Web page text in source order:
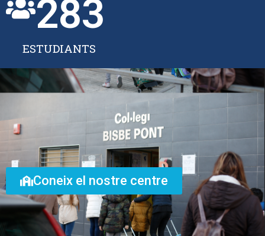
ESTUDIANTS
283
Coneix el nostre centre